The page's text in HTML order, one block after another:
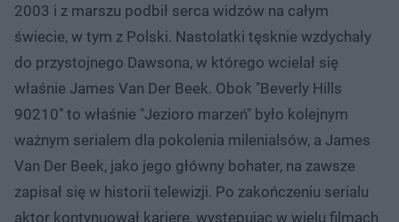
2003 i z marszu podbił serca widzów na całym
świecie, w tym z Polski. Nastolatki tęsknie wzdychały
do przystojnego Dawsona, w którego wcielał się
właśnie James Van Der Beek. Obok "Beverly Hills
90210" to właśnie "Jezioro marzeń" było kolejnym
ważnym serialem dla pokolenia milenialsów, a James
Van Der Beek, jako jego główny bohater, na zawsze
zapisał się w historii telewizji. Po zakończeniu serialu
aktor kontynuował karierę, występując w wielu filmach